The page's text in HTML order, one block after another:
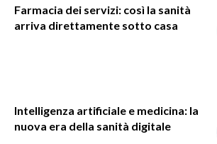
Farmacia dei servizi: così la sanità
arriva direttamente sotto casa
Intelligenza artificiale e medicina: la
nuova era della sanità digitale